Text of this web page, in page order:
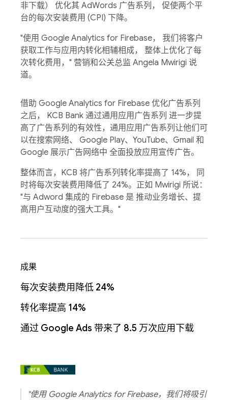
非下载） 优化其 AdWords 广告系列， 促使两个平
台的每次安装费用 (CPI) 下降。
"使用 Google Analytics for Firebase， 我们将客户
获取工作与应用内转化相辅相成， 整体上优化了每
次转化费用，" 营销和公关总监 Angela Mwirigi 说
道。
借助 Google Analytics for Firebase 优化广告系列
之后， KCB Bank 通过通用应用广告系列 进一步提
高了广告系列的有效性，通用应用广告系列让他们可
以在搜索网络、 Google Play、YouTube、Gmail 和
Google 展示广告网络中 全面投放应用宣传广告。
整体而言，KCB 将广告系列转化率提高了 14%， 同
时将每次安装费用降低了 24%。正如 Mwirigi 所说：
"与 Adword 集成的 Firebase 是 推动业务增长、提
高用户互动度的强大工具。"
成果
每次安装费用降低 24%
转化率提高 14%
通过 Google Ads 带来了 8.5 万次应用下载
"使用 Google Analytics for Firebase，我们将吸引